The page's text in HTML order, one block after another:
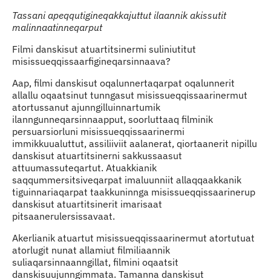
Tassani apeqqutigineqakkajuttut ilaannik akissutit
malinnaatinneqarput
Filmi danskisut atuartitsinermi suliniutitut
misissueqqissaarfigineqarsinnaava?
Aap, filmi danskisut oqalunnertaqarpat oqalunnerit
allallu oqaatsinut tunngasut misissueqqissaarinermut
atortussanut ajunngilluinnartumik
ilanngunneqarsinnaapput, soorluttaaq filminik
persuarsiorluni misissueqqissaarinermi
immikkuualuttut, assiliiviit aalanerat, qiortaanerit nipillu
danskisut atuartitsinerni sakkussaasut
attuumassuteqartut. Atuakkianik
saqqummersitsiveqarpat imaluunniit allaqqaakkanik
tiguinnariaqarpat taakkuninnga misissueqqissaarinerup
danskisut atuartitsinerit imarisaat
pitsaanerulersissavaat.
Akerlianik atuartut misissueqqissaarinermut atortutuat
atorlugit nunat allamiut filmiliaannik
suliaqarsinnaanngillat, filmini oqaatsit
danskisuujunngimmata. Tamanna danskisut